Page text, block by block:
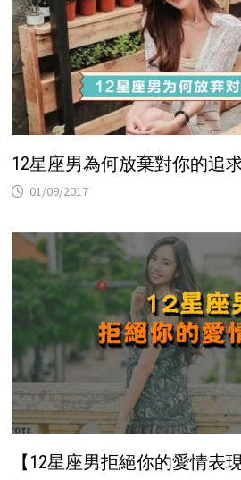
12星座男為何放棄對你的追
01/09/2017
【12星座男拒絕你的愛情表